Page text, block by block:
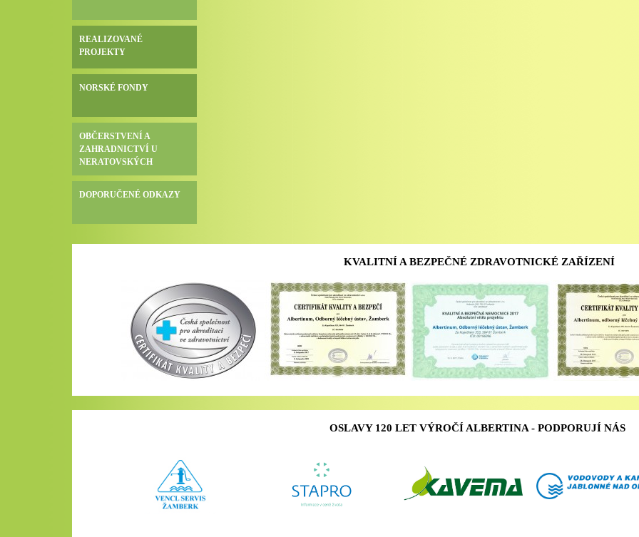
REALIZOVANÉ
PROJEKTY
NORSKÉ FONDY
OBČERSTVENÍ A
ZAHRADNICTVÍ U
NERATOVSKÝCH
DOPORUČENÉ ODKAZY
KVALITNÍ A BEZPEČNÉ ZDRAVOTNICKÉ ZAŘÍZENÍ
OSLAVY 120 LET VÝROČÍ ALBERTINA - PODPORUJÍ NÁS